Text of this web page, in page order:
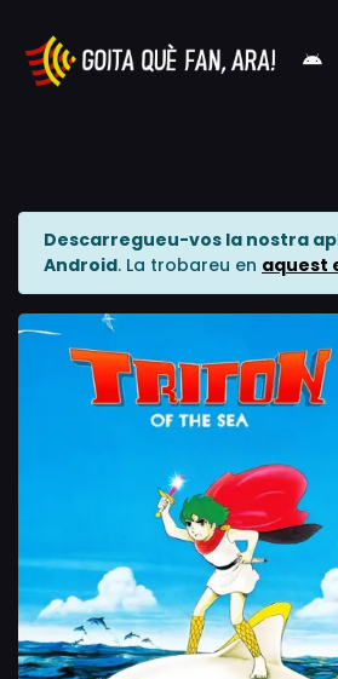
Descarregueu-vos la nostra
Android. La trobareu en aquest